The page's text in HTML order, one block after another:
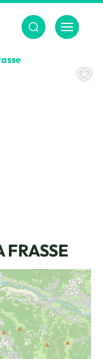
de navigation du
Menu
FRASSE
de la Frasse, © CAMT